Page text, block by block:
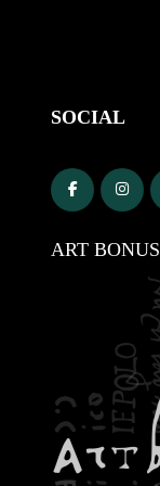
SOCIAL
ART BONUS